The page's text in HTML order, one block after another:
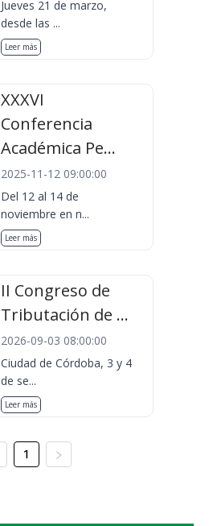
Jueves 21 de marzo,
desde las ...
Leer más
XXXVI
Conferencia
Académica Pe...
2025-11-12 09:00:00
Del 12 al 14 de
noviembre en n...
Leer más
II Congreso de
Tributación de ...
2026-09-03 08:00:00
Ciudad de Córdoba, 3 y 4
de se...
Leer más
1